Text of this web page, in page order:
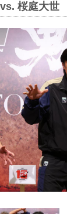
桜庭大世